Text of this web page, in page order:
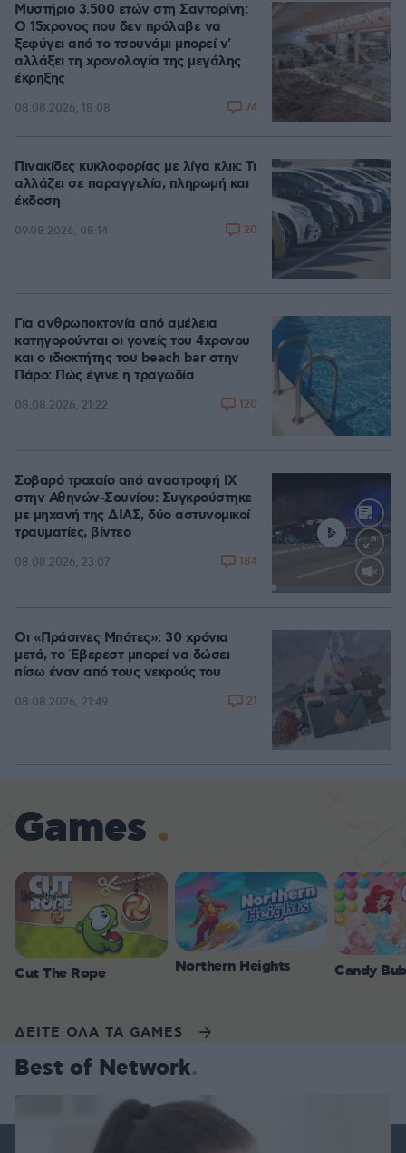
Μυστήριο 3.500 ετών στη Σαντορίνη:
Ο 15χρονος που δεν πρόλαβε να
ξεφύγει από το τσουνάμι μπορεί ν'
αλλάξει τη χρονολογία της μεγάλης
έκρηξης
08.08.2026, 18:08 74
Πινακίδες κυκλοφορίας με λίγα κλικ: Τι
αλλάζει σε παραγγελία, πληρωμή και
έκδοση
09.08.2026, 08:14 20
Για ανθρωποκτονία από αμέλεια
κατηγορούνται οι γονείς του 4χρονου
και ο ιδιοκτήτης του beach bar στην
Πάρο: Πώς έγινε η τραγωδία
08.08.2026, 21:22 120
Σοβαρό τροχαίο από αναστροφή ΙΧ
στην Αθηνών-Σουνίου: Συγκρούστηκε
με μηχανή της ΔΙΑΣ, δύο αστυνομικοί
τραυματίες, βίντεο
08.08.2026, 23:07 184
Οι «Πράσινες Μπότες»: 30 χρόνια
μετά, το Έβερεστ μπορεί να δώσει
πίσω έναν από τους νεκρούς του
08.08.2026, 21:49 21
Games
Cut The Rope Northern Heights Candy
ΔΕΙΤΕ ΟΛΑ ΤΑ GAMES
Best of Network